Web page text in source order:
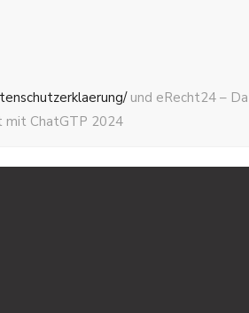
und eRecht24 –
mit ChatGTP 2024